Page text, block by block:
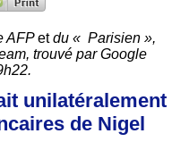
AFPetdu « Parisien »,
trouvé par Google
unilatéralement
de Nigel